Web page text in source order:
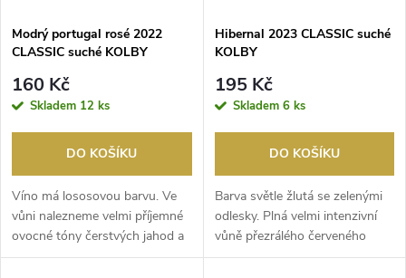
p
r
o
d
u
s
p
r
d
u
Modrý portugal rosé 2022
CLASSIC suché KOLBY
160 Kč
Skladem 12 ks
DO KOŠÍKU
Víno má lososovou barvu. Ve
vůni nalezneme velmi příjemné
ovocné tóny čerstvých jahod a
třešní. Chuť...
Hibernal 2023 CLASSIC suché
KOLBY
195 Kč
Skladem 6 ks
DO KOŠÍKU
Barva světle žlutá se zelenými
odlesky. Plná velmi intenzivní
vůně přezrálého červeného
rybízu. Chuť...